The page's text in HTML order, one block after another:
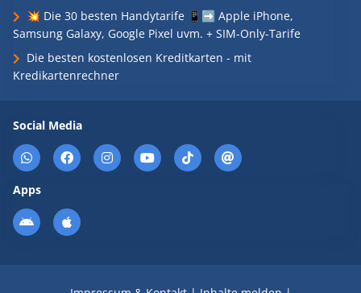
💥 Die 30 besten Handytarife 📱➡️ Apple iPhone,
Samsung Galaxy, Google Pixel uvm. + SIM-Only-Tarife
Die besten kostenlosen Kreditkarten - mit
Kredikartenrechner
Social Media
Apps